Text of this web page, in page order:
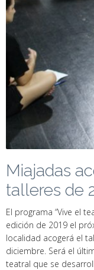
Miajadas
talleres de
El programa “Vive el
edición de 2019 el
localidad acogerá el
diciembre. Será el
teatral que se